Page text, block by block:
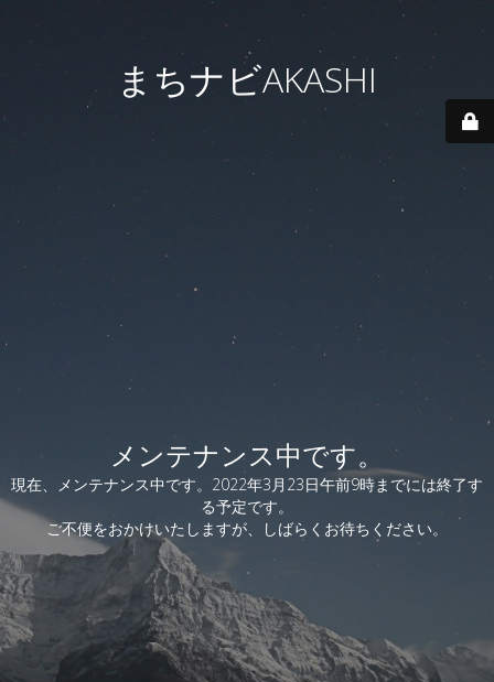
まちナビAKASHI
メンテナンス中です。
現在、メンテナンス中です。2022年3月23日午前9時までには終了す
る予定です。
ご不便をおかけいたしますが、しばらくお待ちください。